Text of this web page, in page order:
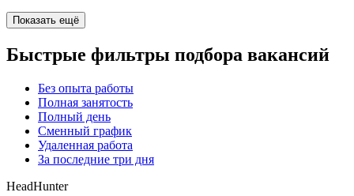
Показать ещё
Быстрые фильтры подбора вакансий
Без опыта работы
Полная занятость
Полный день
Сменный график
Удаленная работа
За последние три дня
HeadHunter